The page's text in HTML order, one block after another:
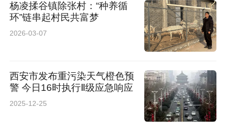
百姓的安全感和满意率持续上升。
杨凌揉谷镇除张村：“种养循
环”链串起村民共富梦
2026-03-07
西安市发布重污染天气橙色预
警 今日16时执行Ⅱ级应急响应
2025-12-25